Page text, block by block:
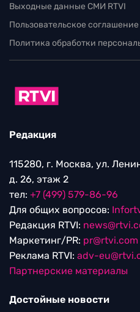
Выходные данные СМИ RTVI
Пользовательское соглашение
Политика обработки
Редакция
115280, г. Москва, ул.
д. 26, этаж 2
тел: +7 (499) 579-86-96
Для общих вопросов:
Редакция RTVI:
Маркетинг/PR: pr@rtvi.com
Реклама RTVI: adv-
Партнерские материалы
Достойные новости